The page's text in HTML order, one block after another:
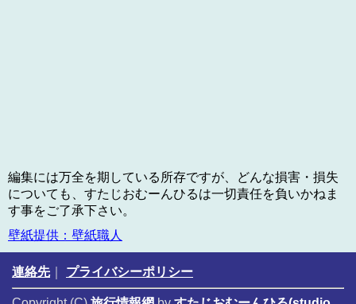
編集には万全を期している所存ですが、どんな損害・損失
についても、すたじおむーんひるは一切責任を負いかねま
す事をご了承下さい。
壁紙提供：壁紙職人
連絡先｜ プライバシーポリシー